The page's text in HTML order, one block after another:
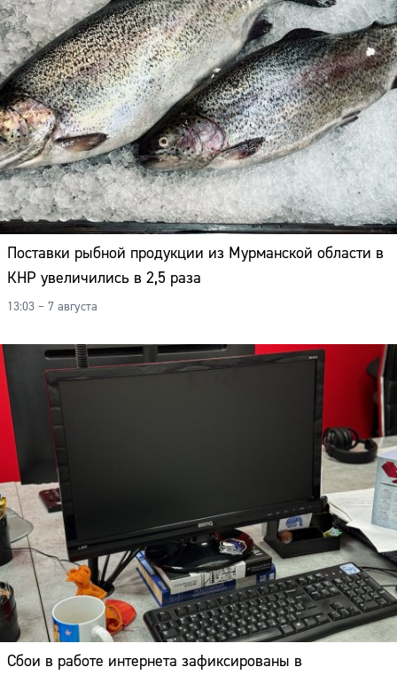
Поставки рыбной продукции из Мурманской области в
КНР увеличились в 2,5 раза
13:03 – 7 августа
Сбои в работе интернета зафиксированы в